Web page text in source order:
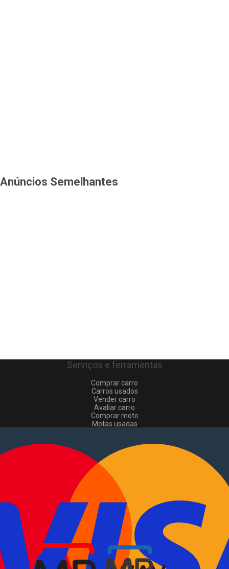
Anúncios Semelhantes
Serviços e ferramentas
Comprar carro
Carros usados
Vender carro
Avaliar carro
Comprar moto
Motas usadas
Comerciais usados
Vender comerciais
Informações
Como comprar e vender
Pacotes de anúncios
Verificar VIN e matrícula
Sitemap
EN
Sobre Nós